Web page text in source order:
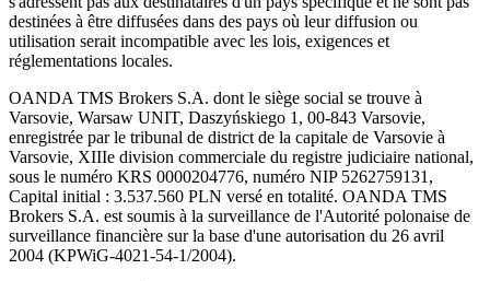
destinées à être diffusées dans des pays où leur diffusion ou
utilisation serait incompatible avec les lois, exigences et
réglementations locales.
OANDA TMS Brokers S.A. dont le siège social se trouve à
Varsovie, Warsaw UNIT, Daszyńskiego 1, 00-843 Varsovie,
enregistrée par le tribunal de district de la capitale de Varsovie à
Varsovie, XIIIe division commerciale du registre judiciaire national,
sous le numéro KRS 0000204776, numéro NIP 5262759131,
Capital initial : 3.537.560 PLN versé en totalité. OANDA TMS
Brokers S.A. est soumis à la surveillance de l'Autorité polonaise de
surveillance financière sur la base d'une autorisation du 26 avril
2004 (KPWiG-4021-54-1/2004).